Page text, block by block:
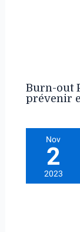
Burn-out
prévenir
Nov
2
2023